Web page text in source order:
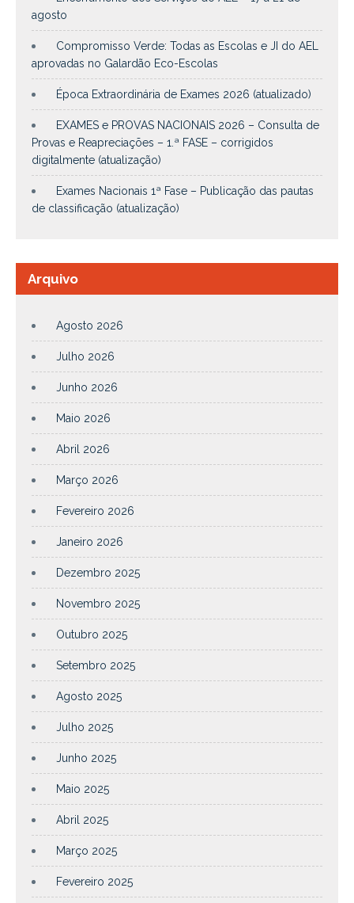
agosto
Compromisso Verde: Todas as Escolas e JI do AEL
aprovadas no Galardão Eco-Escolas
Época Extraordinária de Exames 2026 (atualizado)
EXAMES e PROVAS NACIONAIS 2026 – Consulta de
Provas e Reapreciações – 1.ª FASE – corrigidos
digitalmente (atualização)
Exames Nacionais 1ª Fase – Publicação das pautas
de classificação (atualização)
Arquivo
Agosto 2026
Julho 2026
Junho 2026
Maio 2026
Abril 2026
Março 2026
Fevereiro 2026
Janeiro 2026
Dezembro 2025
Novembro 2025
Outubro 2025
Setembro 2025
Agosto 2025
Julho 2025
Junho 2025
Maio 2025
Abril 2025
Março 2025
Fevereiro 2025